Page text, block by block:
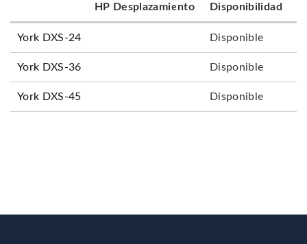
HP Desplazamiento Disponibilidad
York DXS-24 Disponible
York DXS-36 Disponible
York DXS-45 Disponible